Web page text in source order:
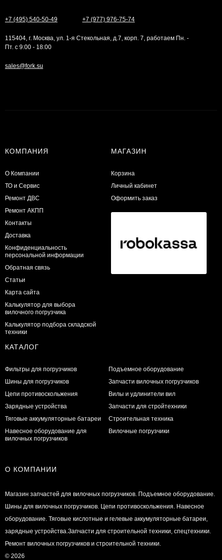
+7 (495) 540-50-49 +7 (977) 976-75-74
115404, г. Москва, ул. 1-я Стекольная, д.7, корп. 7, работаем Пн. -
Пт. с 9:00 - 18:00
sales@fork.su
КОМПАНИЯ
О Компании
ТО и Сервис
​Ремонт ДВС
Ремонт АКПП
Контакты
Доставка
Конфиденциальность
персональной информации
Обратная связь
Статьи
Карта сайта
Калькулятор для выбора
вилочного погрузчика
Калькулятор подбора складской
техники
МАГАЗИН
Корзина
Личный кабинет
Оформить заказ
КАТАЛОГ
Фильтры для погрузчиков
Шины для погрузчиков
Цепи противоскольжения
Зарядные устройства
Тяговые аккумуляторные батареи
Навесное оборудование для
вилочных погрузчиков
Подъемное оборудование
Запчасти вилочных погрузчиков
Вилы и удлинители вил
Запчасти для стройтехники
Строительная техника
Вилочные погрузчики
О КОМПАНИИ
Магазин запчастей для вилочных погрузчиков. Подъемное оборудование.
Шины для вилочных погрузчиков. Цепи противоскольжения. Навесное
оборудование. Тяговые кислотные и гелевые аккумуляторные батареи,
зарядные устройства.Запчасти для строительной техники, спецтехники.
Ремонт вилочных погрузчиков и строительной техники.
© 2026